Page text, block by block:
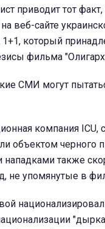
приводит тот
веб-сайте
1+1, который
фильма
СМИ могут
компания ICU,
объектом черного
также
не упомянутые в